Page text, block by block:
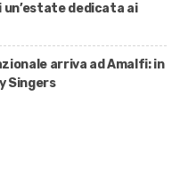
un’estate dedicata ai
arriva ad Amalfi: in
Singers